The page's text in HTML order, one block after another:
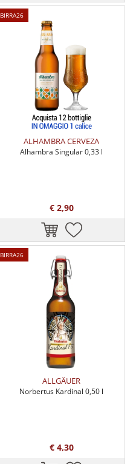
BIRRA26
ALHAMBRA CERVEZA
Alhambra Singular 0,33 l
€ 2,90
BIRRA26
ALLGÄUER
Norbertus Kardinal 0,50 l
€ 4,30